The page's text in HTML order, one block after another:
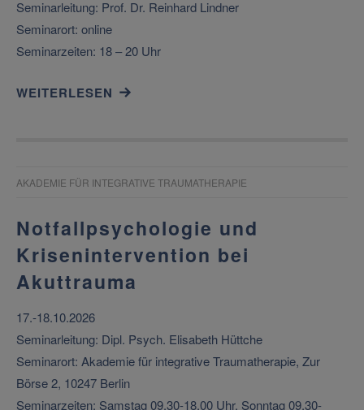
Seminarleitung: Prof. Dr. Reinhard Lindner
Seminarort: online
Seminarzeiten: 18 – 20 Uhr
WEITERLESEN
AKADEMIE FÜR INTEGRATIVE TRAUMATHERAPIE
Notfallpsychologie und
Krisenintervention bei
Akuttrauma
17.-18.10.2026
Seminarleitung: Dipl. Psych. Elisabeth Hüttche
Seminarort: Akademie für integrative Traumatherapie, Zur
Börse 2, 10247 Berlin
Seminarzeiten: Samstag 09.30-18.00 Uhr, Sonntag 09.30-